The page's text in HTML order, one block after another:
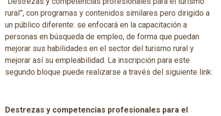
rural”, con programas y contenidos similares pero dirigido a
un público diferente: se enfocará en la capacitación a
personas en búsqueda de empleo, de forma que puedan
mejorar sus habilidades en el sector del turismo rural y
mejorar así su empleabilidad. La inscripción para este
segundo bloque puede realizarse a través del siguiente link:
Destrezas y competencias profesionales para el